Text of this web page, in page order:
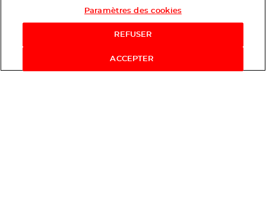
Paramètres des cookies
REFUSER
ACCEPTER